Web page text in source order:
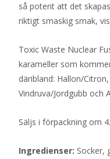
så potent att det
riktigt smaskig smak,
Toxic Waste Nuclear
karameller som
däribland: Hallon/
Vindruva/Jordgubb och
Säljs i förpackning om
Ingredienser: Socker,